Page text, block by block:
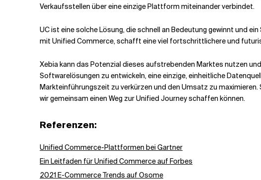
Verkaufsstellen über eine einzige Plattform miteinander verbindet.
UC ist eine solche Lösung, die schnell an Bedeutung gewinnt und
mit Unified Commerce, schafft eine viel fortschrittlichere und
Xebia kann das Potenzial dieses aufstrebenden Marktes nutzen
Softwarelösungen zu entwickeln, eine einzige, einheitliche
Markteinführungszeit zu verkürzen und den Umsatz zu
wir gemeinsam einen Weg zur Unified Journey schaffen können.
Referenzen:
Unified Commerce-Plattformen bei Gartner
Ein Leitfaden für Unified Commerce auf Forbes
2021 E-Commerce Trends auf Osome